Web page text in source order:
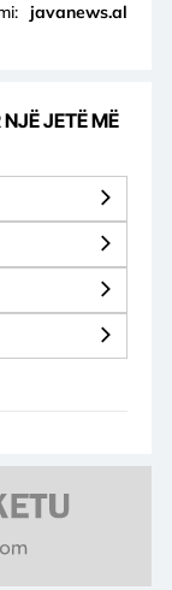
javanews.al
JETË MË